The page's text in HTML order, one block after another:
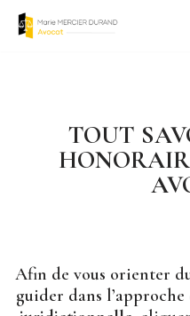
TOUT
Afin de vous orienter
guider dans l’approche